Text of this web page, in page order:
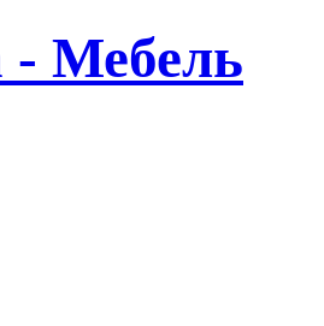
Мебель